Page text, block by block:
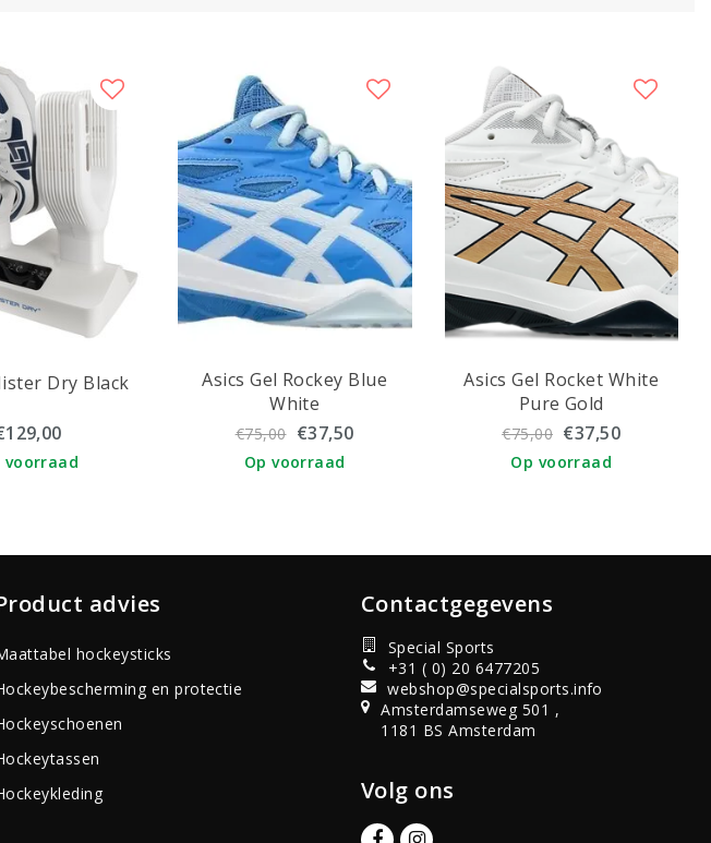
Dry Black
voorraad
Asics Gel Rockey Blue
White
€75,00 €37,50
Op voorraad
Asics Gel Rocket White
Pure Gold
€75,00 €37,50
Op voorraad
advies
hockeysticks
en protectie
Contactgegevens
Special Sports
+31 ( 0) 20 6477205
webshop@specialsports.info
Amsterdamseweg 501 ,
1181 BS Amsterdam
Volg ons